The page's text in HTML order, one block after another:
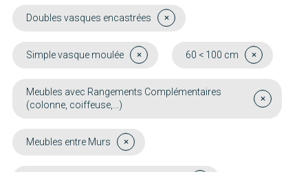
Doubles vasques encastrées
Simple vasque moulée 60 < 100 cm
Meubles avec Rangements Complémentaires
(colonne, coiffeuse,...)
Meubles entre Murs